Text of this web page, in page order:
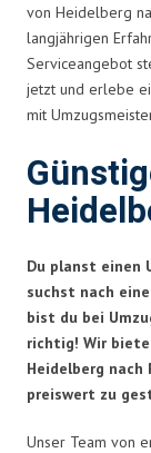
von Heidelberg
langjährigen
Serviceangebot
jetzt und erlebe
mit
Du planst einen
suchst nach
bist du bei
richtig! Wir
Heidelberg nach
preiswert zu
Unser Team von